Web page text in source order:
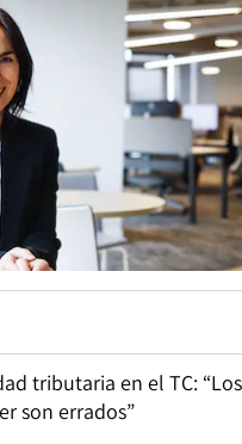
tributaria en el TC: “Los
son errados”